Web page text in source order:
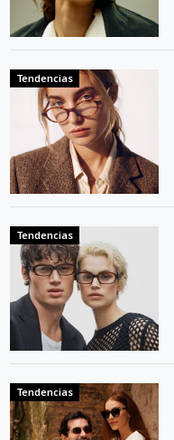
Tendencias
Tendencias
Tendencias